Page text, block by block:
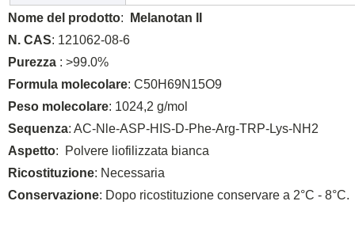
Nome del prodotto:
Melanotan II
N. CAS: 121062-08-6
Purezza: >99.0%
Formula molecolare: C50H69N15O9
Peso molecolare: 1024,2 g/mol
Sequenza: AC-Nle-ASP-HIS-D-Phe-Arg-TRP-Lys-NH2
Aspetto: Polvere liofilizzata bianca
Ricostituzione: Necessaria
Conservazione: Dopo ricostituzione conservare a 2°C - 8°C.